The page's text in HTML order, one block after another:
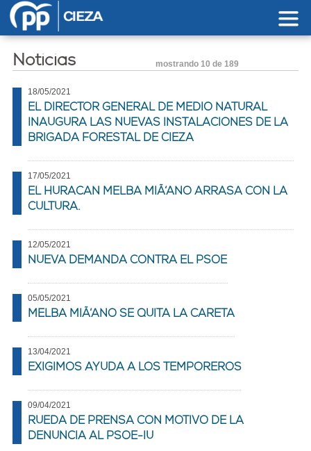
Pasar al contenido principal
Noticias mostrando 10 de 189
18/05/2021
EL DIRECTOR GENERAL DE MEDIO NATURAL
INAUGURA LAS NUEVAS INSTALACIONES DE LA
BRIGADA FORESTAL DE CIEZA
17/05/2021
EL HURACAN MELBA MIÃ‘ANO ARRASA CON LA
CULTURA.
12/05/2021
NUEVA DEMANDA CONTRA EL PSOE
05/05/2021
MELBA MIÃ‘ANO SE QUITA LA CARETA
13/04/2021
EXIGIMOS AYUDA A LOS TEMPOREROS
09/04/2021
RUEDA DE PRENSA CON MOTIVO DE LA
DENUNCIA AL PSOE-IU